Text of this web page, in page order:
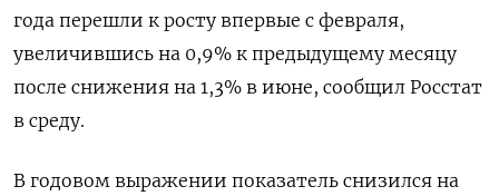
года перешли к росту впервые с февраля,
увеличившись на 0,9% к предыдущему месяцу
после снижения на 1,3% в июне, сообщил Росстат
в среду.
В годовом выражении показатель снизился на